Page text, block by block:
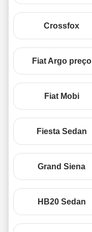
Crossfox
Fiat Argo preço
Fiat Mobi
Fiesta Sedan
Grand Siena
HB20 Sedan